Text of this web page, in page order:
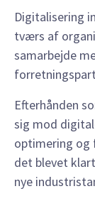
Digitalisering
tværs af
samarbejde
Efterhånden
sig mod
optimering og
det blevet
nye